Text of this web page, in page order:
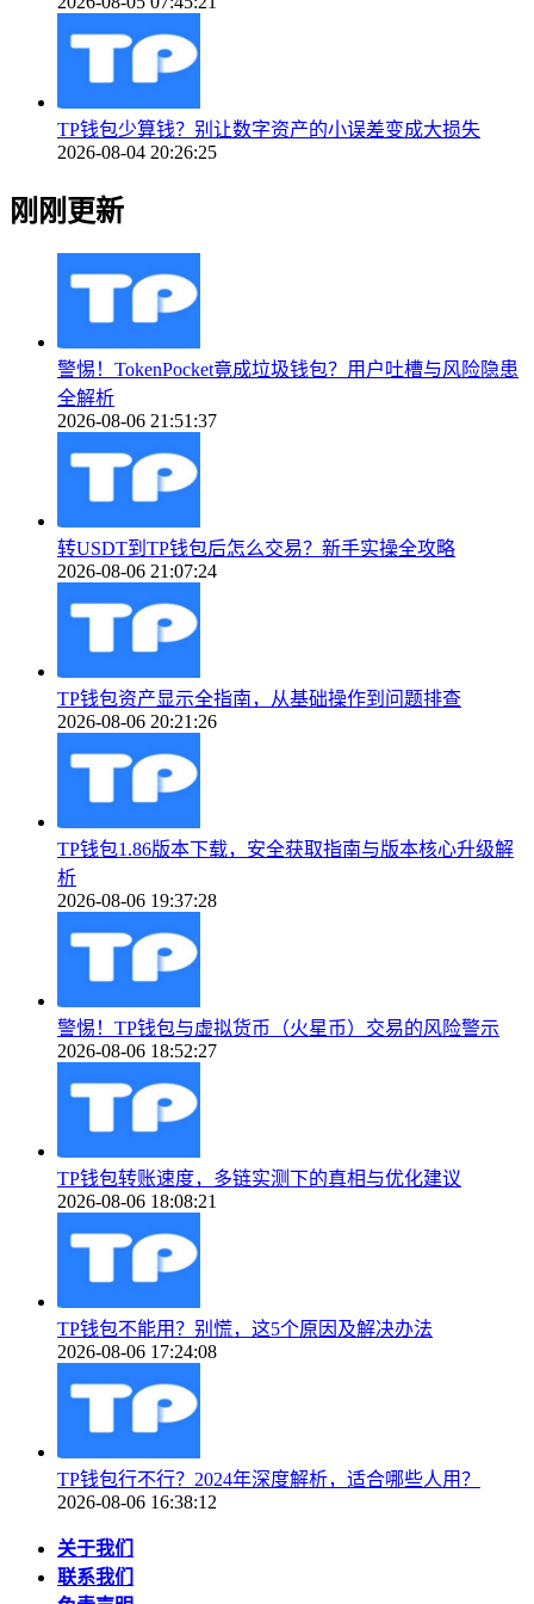
TP钱包少算钱？别让数字资产的小误差变成大损失
2026-08-04 20:26:25
刚刚更新
警惕！TokenPocket竟成垃圾钱包？用户吐槽与风险隐患
全解析
2026-08-06 21:51:37
转USDT到TP钱包后怎么交易？新手实操全攻略
2026-08-06 21:07:24
TP钱包资产显示全指南，从基础操作到问题排查
2026-08-06 20:21:26
TP钱包1.86版本下载，安全获取指南与版本核心升级解
析
2026-08-06 19:37:28
警惕！TP钱包与虚拟货币（火星币）交易的风险警示
2026-08-06 18:52:27
TP钱包转账速度，多链实测下的真相与优化建议
2026-08-06 18:08:21
TP钱包不能用？别慌，这5个原因及解决办法
2026-08-06 17:24:08
TP钱包行不行？2024年深度解析，适合哪些人用？
2026-08-06 16:38:12
关于我们
联系我们